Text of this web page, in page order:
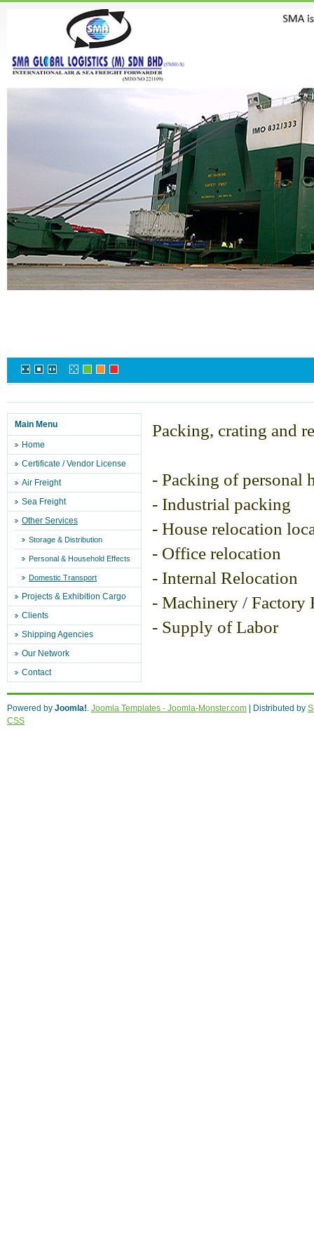
Main Menu
Home
Certificate / Vendor License
Air Freight
Sea Freight
Other Services
Storage & Distribution
Personal & Household Effects
Domestic Transport
Projects & Exhibition Cargo
Clients
Shipping Agencies
Our Network
Contact
Packing, crating and
- Packing of personal
- Industrial packing
- House relocation
- Office relocation
- Internal Relocation
- Machinery / Factory
- Supply of Labor
всех отделов.
Микрофинансовые организации
Powered by Joomla!. Joomla Templates - Joomla-Monster.com | Distributed by
CSS